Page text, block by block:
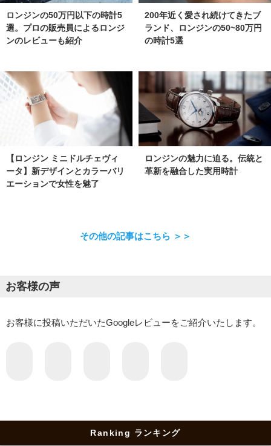
ロンジンの50万円以下の時計5
選。プロの販売員によるロンジ
ンのレビューも紹介
200年近く愛され続けてきたブ
ランド、ロンジンの50~80万円
の時計5選
【ロンジン ミニドルチェヴィ
ータ】新デザインとカラーバリ
エーションで女性を魅了
ロンジンの魅力に迫る。伝統と
革新を融合した実用時計
その他の記事はこちら ＞＞
お客様の声
お客様に投稿いただいたGoogleレビューをご紹介いたします。
Ranking ランキング